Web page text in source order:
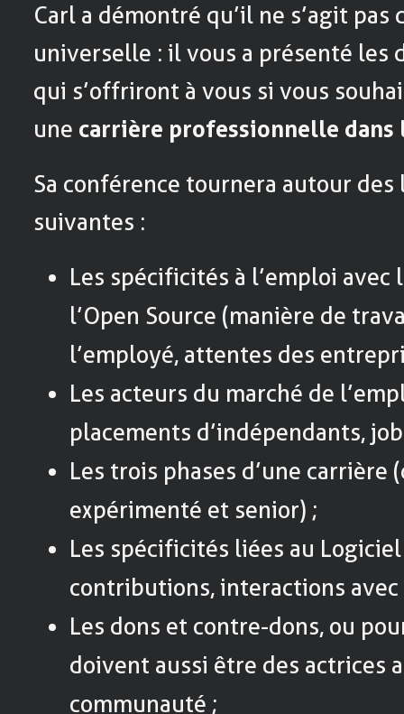
Carl a démontré qu’il ne s’agit pas
universelle : il vous a présenté
qui s’offriront à vous si vous
une carrière professionnelle
Sa conférence tournera autour
suivantes :
Les spécificités à l’emploi
l’Open Source (manière de
l’employé, attentes des
Les acteurs du marché de
placements d’indépendants,
Les trois phases d’une carrière
expérimenté et senior) ;
Les spécificités liées au
contributions, interactions avec
Les dons et contre-dons, ou
doivent aussi être des actrices
communauté ;